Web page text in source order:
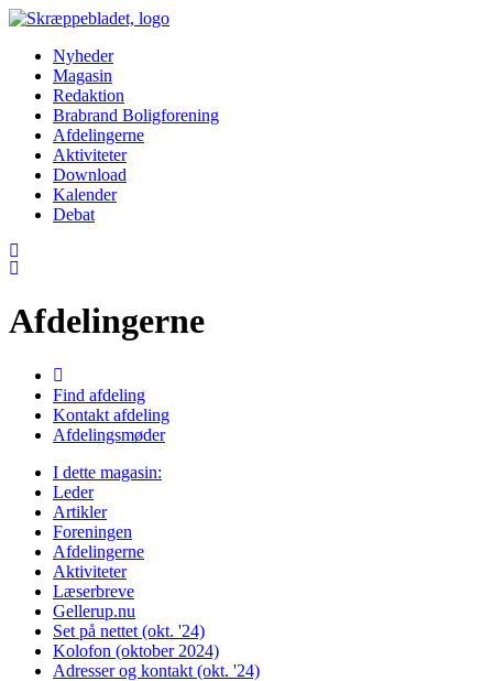
Nyheder
Magasin
Redaktion
Brabrand Boligforening
Afdelingerne
Aktiviteter
Download
Kalender
Debat
Afdelingerne
Find afdeling
Kontakt afdeling
Afdelingsmøder
I dette magasin:
Leder
Artikler
Foreningen
Afdelingerne
Aktiviteter
Læserbreve
Gellerup.nu
Set på nettet (okt. '24)
Kolofon (oktober 2024)
Adresser og kontakt (okt. '24)